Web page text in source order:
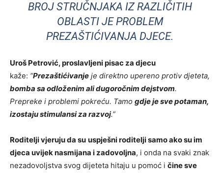
BROJ STRUČNJAKA IZ RAZLIČITIH
OBLASTI JE PROBLEM
PREZAŠTIĆIVANJA DJECE.
Uroš Petrović, proslavljeni pisac za djecu
kaže: “Prezaštićivanje je direktno upereno protiv djeteta,
bomba sa odloženim ali dugoročnim dejstvom.
Prepreke i problemi pokreću. Tamo gdje je sve potaman,
izostaju stimulansi za razvoj.”
Roditelji vjeruju da su uspješni roditelji samo ako su im
djeca uvijek nasmijana i zadovoljna, i onda na svaki znak
nezadovoljstva svog dijeteta hitaju u pomoć i čine sve